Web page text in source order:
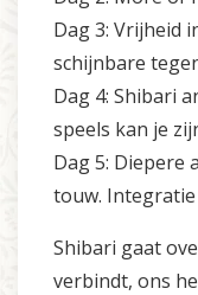
Dag 3: Vrijheid
schijnbare
Dag 4: Shibari
speels kan je
Dag 5: Diepere
touw. Integratie
Shibari gaat
verbindt, ons